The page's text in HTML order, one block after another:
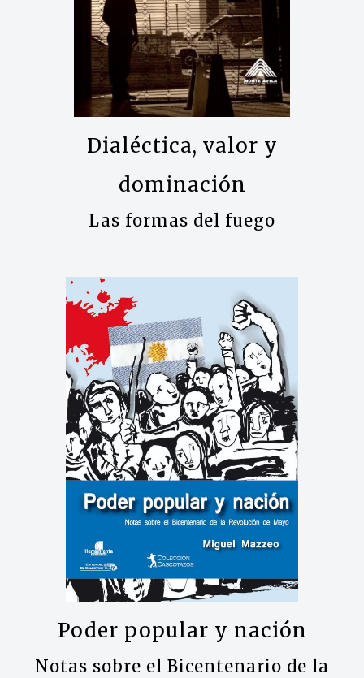
Dialéctica, valor y
dominación
Las formas del fuego
Poder popular y nación
Notas sobre el Bicentenario de la